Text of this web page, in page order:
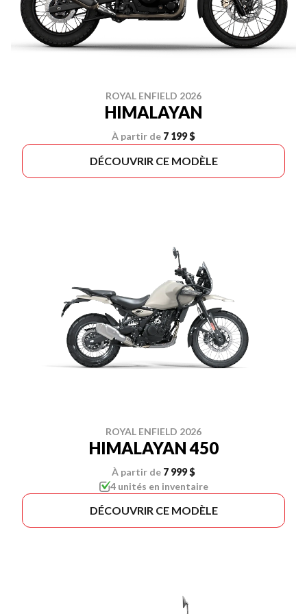
ROYAL ENFIELD 2026
HIMALAYAN
À partir de 7 199 $
DÉCOUVRIR CE MODÈLE
ROYAL ENFIELD 2026
HIMALAYAN 450
À partir de 7 999 $
4 unités en inventaire
DÉCOUVRIR CE MODÈLE